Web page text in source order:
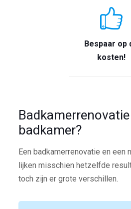
Bespaar op
kosten!
badkamer?
Een badkamerrenovatie en een
lijken misschien hetzelfde
toch zijn er grote verschillen.